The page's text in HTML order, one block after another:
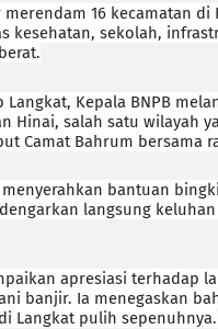
16 kecamatan
kesehatan, sekolah,
Kepala BNPB
Hinai, salah satu wilayah
Camat Bahrum bersama
bantuan
langsung
apresiasi terhadap
banjir. Ia menegaskan
Langkat pulih sepenuhnya.